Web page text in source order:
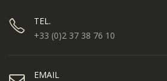
TEL.
+33 (0)2 37 38 76 10
EMAIL